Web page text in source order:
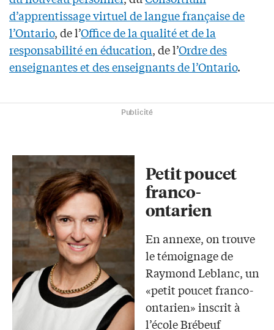
d’apprentissage virtuel de langue française de
l’Ontario, de l’Office de la qualité et de la
responsabilité en éducation, de l’Ordre des
enseignantes et des enseignants de l’Ontario.
Publicité
Petit poucet
franco-
ontarien
En annexe, on trouve
le témoignage de
Raymond Leblanc, un
«petit poucet franco-
ontarien» inscrit à
l’école Brébeuf